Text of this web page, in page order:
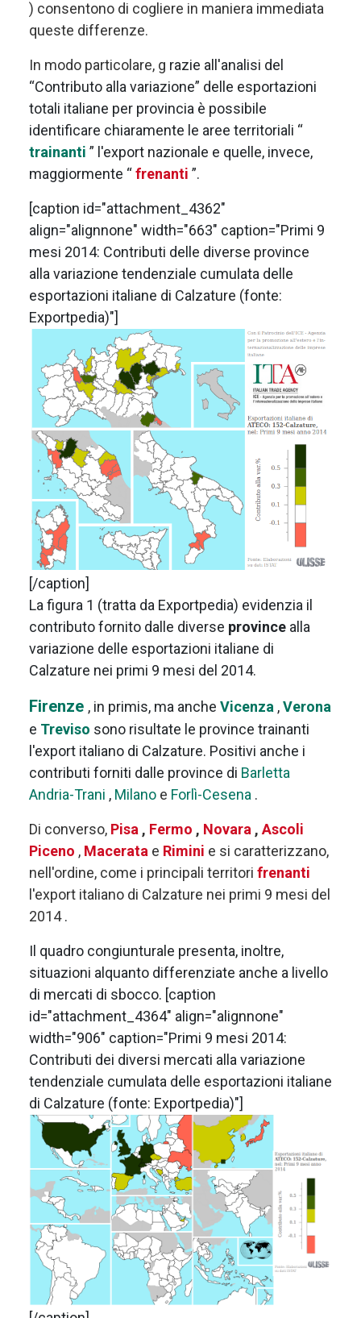
) consentono di cogliere in maniera immediata
queste differenze.
In modo particolare, g razie all'analisi del
“Contributo alla variazione” delle esportazioni
totali italiane per provincia è possibile
identificare chiaramente le aree territoriali “
trainanti ” l'export nazionale e quelle, invece,
maggiormente “frenanti ”.
[caption id="attachment_4362"
align="alignnone" width="663" caption="Primi 9
mesi 2014: Contributi delle diverse province
alla variazione tendenziale cumulata delle
esportazioni italiane di Calzature (fonte:
Exportpedia)"]
[/caption]
La figura 1 (tratta da Exportpedia) evidenzia il
contributo fornito dalle diverse province alla
variazione delle esportazioni italiane di
Calzature nei primi 9 mesi del 2014.
Firenze , in primis, ma anche Vicenza ,Verona
e Treviso sono risultate le province trainanti
l'export italiano di Calzature. Positivi anche i
contributi forniti dalle province di Barletta
Andria-Trani , Milano e Forlì-Cesena .
Di converso, Pisa , Fermo , Novara , Ascoli
Piceno , Macerata e Rimini e si caratterizzano,
nell'ordine, come i principali territori frenanti
l'export italiano di Calzature nei primi 9 mesi del
2014.
Il quadro congiunturale presenta, inoltre,
situazioni alquanto differenziate anche a livello
di mercati di sbocco. [caption
id="attachment_4364" align="alignnone"
width="906" caption="Primi 9 mesi 2014:
Contributi dei diversi mercati alla variazione
tendenziale cumulata delle esportazioni italiane
di Calzature (fonte: Exportpedia)"]